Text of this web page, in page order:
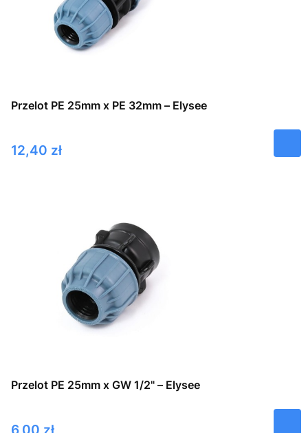
Przelot PE 25mm x PE 32mm – Elysee
Cena
12,40 zł
Przelot PE 25mm x GW 1/2" – Elysee
Cena